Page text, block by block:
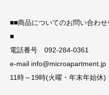
■■商品についてのお問い合わ
■
電話番号 092-284-0361
e-mail info@microapartment.jp
11時～19時(火曜・年末年始休)